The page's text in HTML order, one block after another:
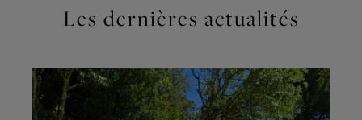
Les dernières actualités